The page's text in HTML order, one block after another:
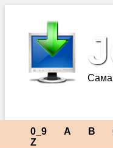
0_9 A B
Z